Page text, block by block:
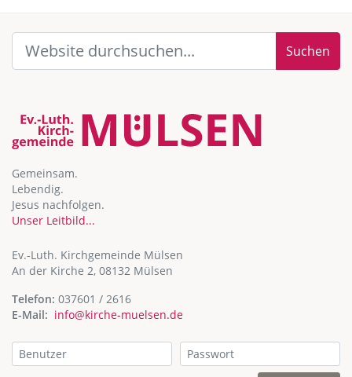
Suchen
Gemeinsam.
Lebendig.
Jesus nachfolgen.
Unser Leitbild...
Ev.-Luth. Kirchgemeinde Mülsen
An der Kirche 2, 08132 Mülsen
Telefon: 037601 / 2616
E-Mail: info@kirche-muelsen.de